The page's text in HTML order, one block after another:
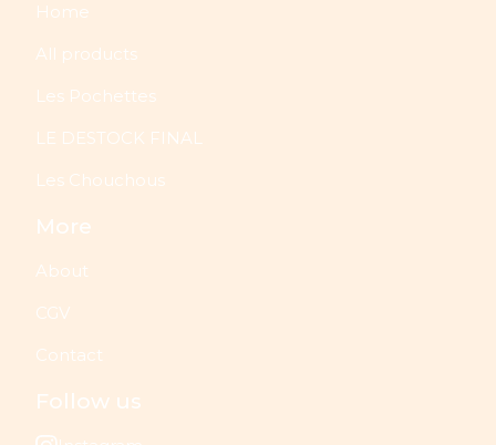
Home
All products
Les Pochettes
LE DESTOCK FINAL
Les Chouchous
More
About
CGV
Contact
Follow us